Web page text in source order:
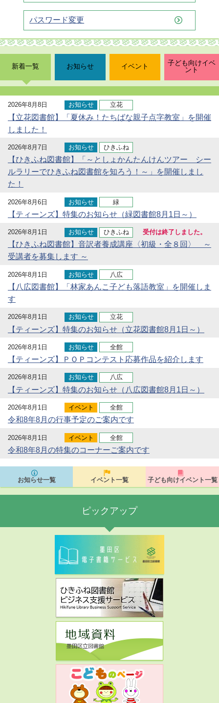
パスワード変更
新着一覧 お知らせ イベント
子ども向けイベ
ント
2026年8月8日 お知らせ 立花
【立花図書館】「夏休み！たちばな親子点字教室」を開催
しました！
2026年8月7日 お知らせ ひきふね
【ひきふね図書館】「～としょかんたんけんツアー シー
ルラリーでひきふね図書館を知ろう！～」を開催しまし
た！
2026年8月6日 お知らせ 緑
【ティーンズ】特集のお知らせ（緑図書館8月1日～）
2026年8月1日 お知らせ ひきふね 受付は終了しました。
【ひきふね図書館】音訳者養成講座〈初級・全８回〉 ～
受講者を募集します ～
2026年8月1日 お知らせ 八広
【八広図書館】「林家あんこ子ども落語教室」を開催しま
す
2026年8月1日 お知らせ 立花
【ティーンズ】特集のお知らせ（立花図書館8月1日～）
2026年8月1日 お知らせ 全館
【ティーンズ】ＰＯＰコンテスト応募作品を紹介します
2026年8月1日 お知らせ 八広
【ティーンズ】特集のお知らせ（八広図書館8月1日～）
2026年8月1日 イベント 全館
令和8年8月の行事予定のご案内です
2026年8月1日 イベント 全館
令和8年8月の特集のコーナーご案内です
お知らせ一覧 イベント一覧 子ども向けイベント一覧
ピックアップ